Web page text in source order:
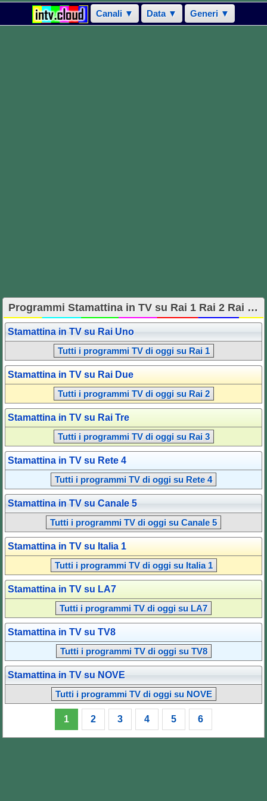
Canali ▼ Data ▼ Generi ▼
Programmi Stamattina in TV su Rai 1 Rai 2 Rai 3 Rete 4 Canale 5 Italia 1 LA7 TV8 NOVE
Stamattina in TV su Rai Uno
Tutti i programmi TV di oggi su Rai 1
Stamattina in TV su Rai Due
Tutti i programmi TV di oggi su Rai 2
Stamattina in TV su Rai Tre
Tutti i programmi TV di oggi su Rai 3
Stamattina in TV su Rete 4
Tutti i programmi TV di oggi su Rete 4
Stamattina in TV su Canale 5
Tutti i programmi TV di oggi su Canale 5
Stamattina in TV su Italia 1
Tutti i programmi TV di oggi su Italia 1
Stamattina in TV su LA7
Tutti i programmi TV di oggi su LA7
Stamattina in TV su TV8
Tutti i programmi TV di oggi su TV8
Stamattina in TV su NOVE
Tutti i programmi TV di oggi su NOVE
1 2 3 4 5 6